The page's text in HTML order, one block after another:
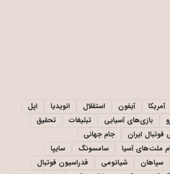
آمریکا آیفون استقلال انویدیا
اپل
بازی‌های آسیایی تبلیغات
تحقیق
فوتبال ایران
جام جهانی
ملت‌های آسیا سامسونگ
سایپا
سپاهان شیائومی
فدراسیون فوتبال